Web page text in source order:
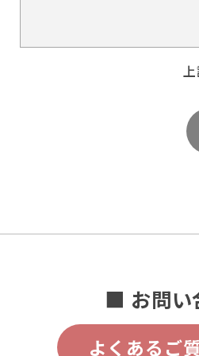
■ お問い
よくあるご